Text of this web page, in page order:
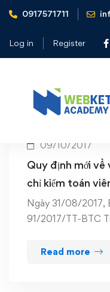
0917571711
Log in Register
Home cấp
09/10/2017
Quy định mới về
chỉ kiểm toán
Ngày 31/08/2017,
91/2017/TT-BTC
Read more